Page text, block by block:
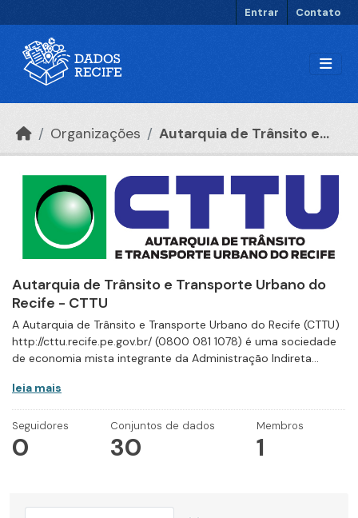
Entrar Contato
Organizações Autarquia de Trânsito e...
Autarquia de Trânsito e Transporte Urbano do
Recife - CTTU
A Autarquia de Trânsito e Transporte Urbano do Recife (CTTU)
http://cttu.recife.pe.gov.br/ (0800 081 1078) é uma sociedade
de economia mista integrante da Administração Indireta...
leia mais
Seguidores
0
Conjuntos de dados
30
Membros
1